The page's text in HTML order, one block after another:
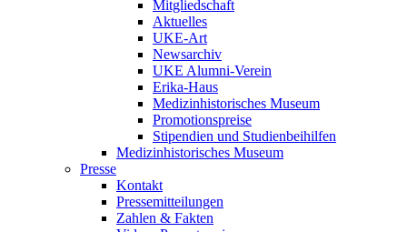
Mitgliedschaft
Aktuelles
UKE-Art
Newsarchiv
UKE Alumni-Verein
Erika-Haus
Medizinhistorisches Museum
Promotionspreise
Stipendien und Studienbeihilfen
Medizinhistorisches Museum
Presse
Kontakt
Pressemitteilungen
Zahlen & Fakten